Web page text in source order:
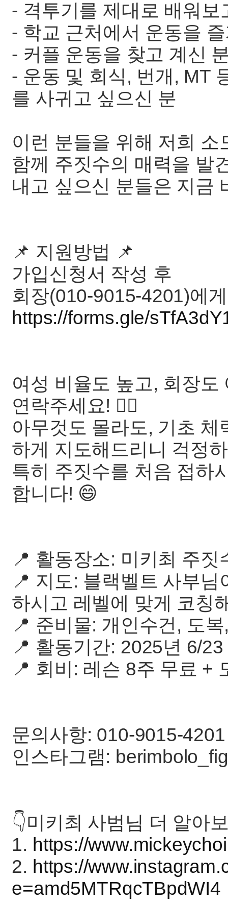
- 격투기를 제대로 배워보
- 학교 근처에서 운동을
- 커플 운동을 찾고 계신
- 운동 및 회식, 번개, MT
를 사귀고 싶으신 분
이런 분들을 위해 저희
함께 주짓수의 매력을 발
내고 싶으신 분들은 지금
📌 지원방법 📌
가입신청서 작성 후
회장(010-9015-4201)에
https://forms.gle/
여성 비율도 높고, 회장
연락주세요! 🙋‍♀️
아무것도 몰라도, 기초
하게 지도해드리니 걱정
특히 주짓수를 처음 접하
합니다! 😄
📍 활동장소: 미키최 주
📍 지도: 블랙벨트 사부
하시고 레벨에 맞게 코칭
📍 준비물: 개인수건, 도
📍 활동기간: 2025년 6/
📍 회비: 레슨 8주 무료 +
문의사항: 010-9015-4201
인스타그램:
👇미키최 사범님 더 알아
1. https://
2. https://
e=amd5MTRqcTBpdWI4